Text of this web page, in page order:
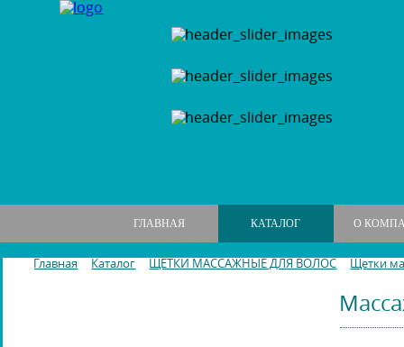
ГЛАВНАЯ КАТАЛОГ О
Главная Каталог ЩЕТКИ МАССАЖНЫЕ ДЛЯ ВОЛОС Щетки